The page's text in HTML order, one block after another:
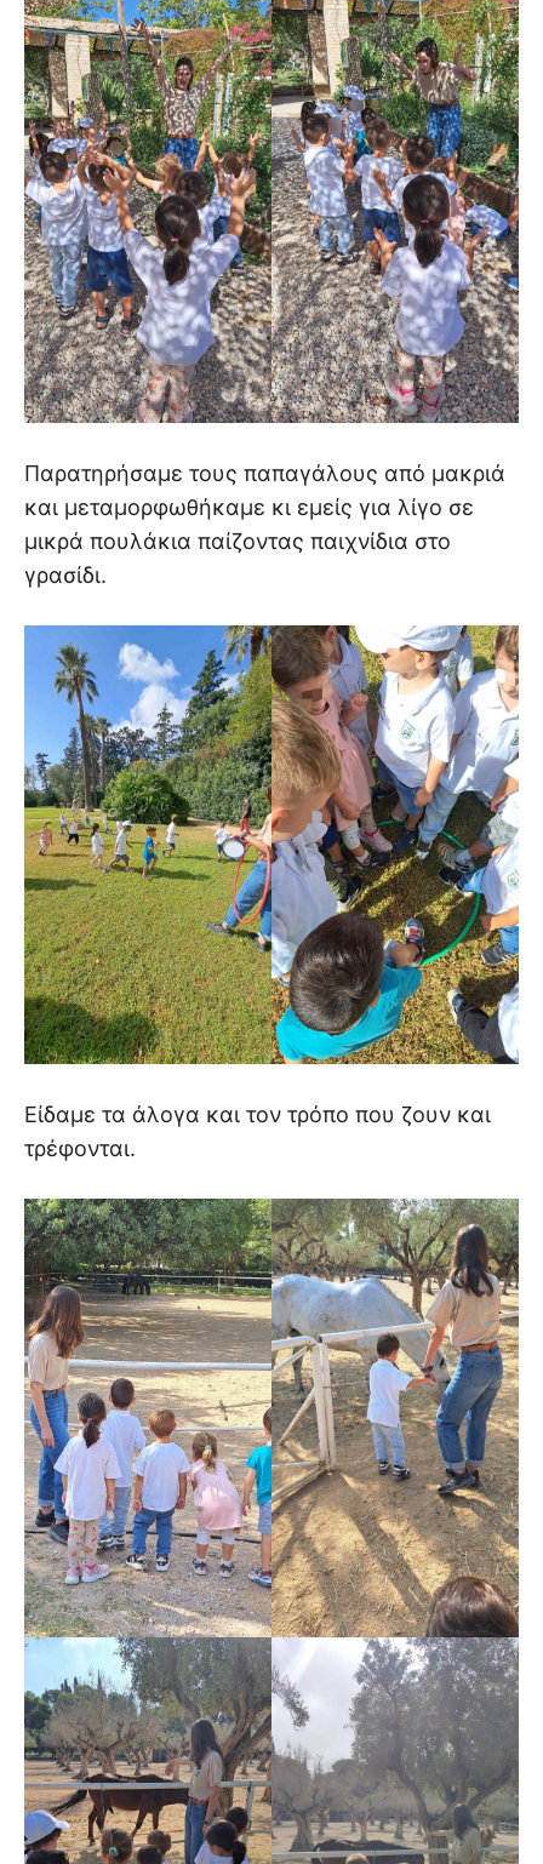
Παρατηρήσαμε τους παπαγάλους από μακριά
και μεταμορφωθήκαμε κι εμείς για λίγο σε
μικρά πουλάκια παίζοντας παιχνίδια στο
γρασίδι.
Είδαμε τα άλογα και τον τρόπο που ζουν και
τρέφονται.